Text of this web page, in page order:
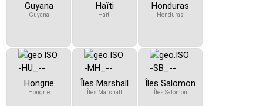
Guyana
Guyana
Haïti
Haïti
Honduras
Honduras
Hongrie
Hongrie
Îles Marshall
Îles Marshall
Îles Salomon
Îles Salomon